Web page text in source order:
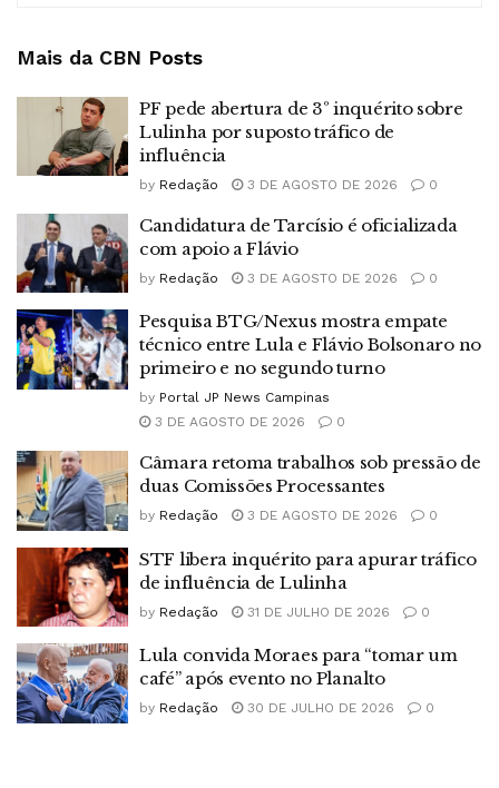
Mais da CBN Posts
PF pede abertura de 3º inquérito sobre
Lulinha por suposto tráfico de
influência
by Redação 3 DE AGOSTO DE 2026 0
Candidatura de Tarcísio é oficializada
com apoio a Flávio
by Redação 3 DE AGOSTO DE 2026 0
Pesquisa BTG/Nexus mostra empate
técnico entre Lula e Flávio Bolsonaro no
primeiro e no segundo turno
by Portal JP News Campinas
3 DE AGOSTO DE 2026
0
Câmara retoma trabalhos sob pressão de
duas Comissões Processantes
by Redação 3 DE AGOSTO DE 2026 0
STF libera inquérito para apurar tráfico
de influência de Lulinha
by Redação 31 DE JULHO DE 2026 0
Lula convida Moraes para “tomar um
café” após evento no Planalto
by Redação 30 DE JULHO DE 2026 0